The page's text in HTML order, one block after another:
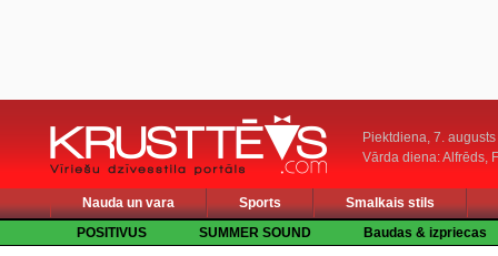
Piektdiena, 7. augusts
Vārda diena: Alfrēds,
Nauda un vara Sports
Smalkais stils
POSITIVUS
SUMMER SOUND Baudas & izpriecas